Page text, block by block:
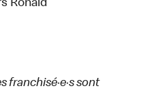
Ronald
franchisé·e·s sont